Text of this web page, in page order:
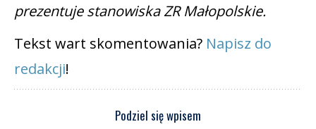
prezentuje stanowiska ZR Małopolskie.
Tekst wart skomentowania? Napisz do
redakcji!
Podziel się wpisem